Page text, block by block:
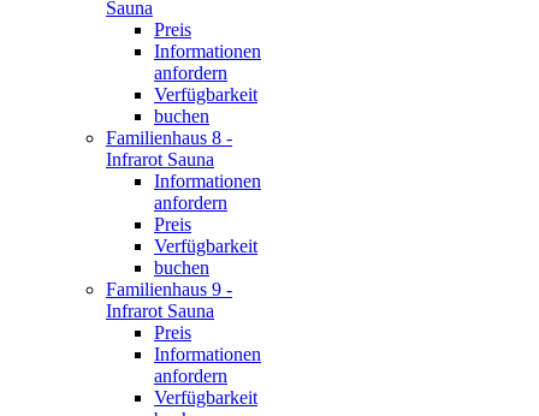
Sauna
Preis
Informationen
anfordern
Verfügbarkeit
buchen
Familienhaus 8 -
Infrarot Sauna
Informationen
anfordern
Preis
Verfügbarkeit
buchen
Familienhaus 9 -
Infrarot Sauna
Preis
Informationen
anfordern
Verfügbarkeit